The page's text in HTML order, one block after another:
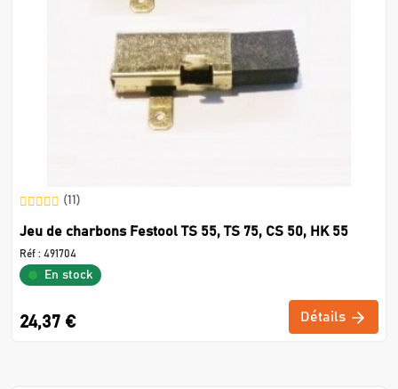
(11)
Jeu de charbons Festool TS 55, TS 75, CS 50, HK 55
Réf : 491704
En stock
24,37 € Détails